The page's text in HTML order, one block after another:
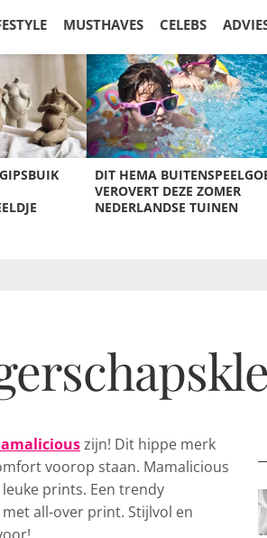
MUSTHAVES CELEBS
DIT HEMA
VEROVERT DEZE ZOMER
NEDERLANDSE TUINEN
zijn! Dit hippe merk
voorop staan. Mamalicious
prints. Een trendy
all-over print. Stijlvol en